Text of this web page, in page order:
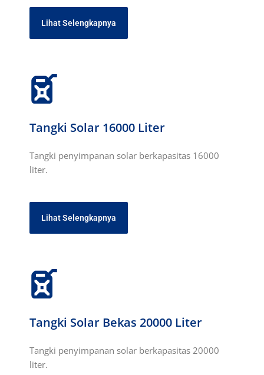
Lihat Selengkapnya
Tangki Solar 16000 Liter
Tangki penyimpanan solar berkapasitas 16000
liter.
Lihat Selengkapnya
Tangki Solar Bekas 20000 Liter
Tangki penyimpanan solar berkapasitas 20000
liter.